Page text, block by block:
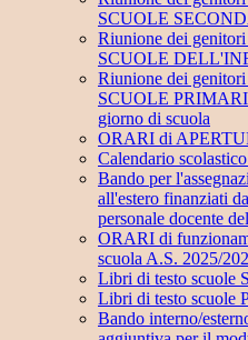
SCUOLE
Riunione dei
SCUOLE
Riunione dei
SCUOLE
giorno di scuola
ORARI di
Calendario
Bando per
all'estero finanziati
personale docente
ORARI di
scuola A.S. 2025/
Libri di testo scuole
Libri di testo scuole
Bando interno/